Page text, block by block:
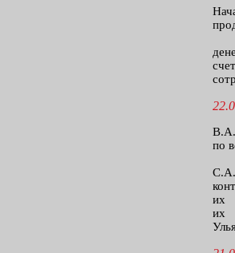
В.А.
по
С.А.
их
их